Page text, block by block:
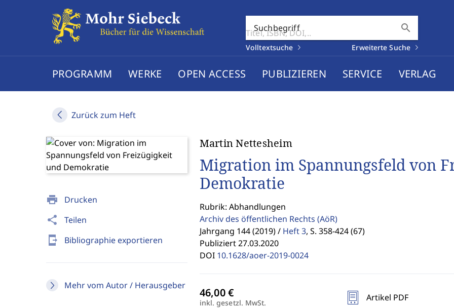
Suchbegriff search
Volltextsuche Erweiterte Suche
PROGRAMM WERKE OPEN ACCESS PUBLIZIEREN SERVICE VERLAG
Zurück zum Heft
print Drucken
share Teilen
send_to_mobile Bibliographie exportieren
Mehr vom Autor / Herausgeber
Martin Nettesheim
Migration im Spannungsfeld von
Demokratie
Rubrik: Abhandlungen
Archiv des öffentlichen Rechts (AöR)
Jahrgang 144 (2019) / Heft 3, S. 358-424 (67)
Publiziert 27.03.2020
DOI 10.1628/aoer-2019-0024
inkl. gesetzl. MwSt.
Artikel PDF